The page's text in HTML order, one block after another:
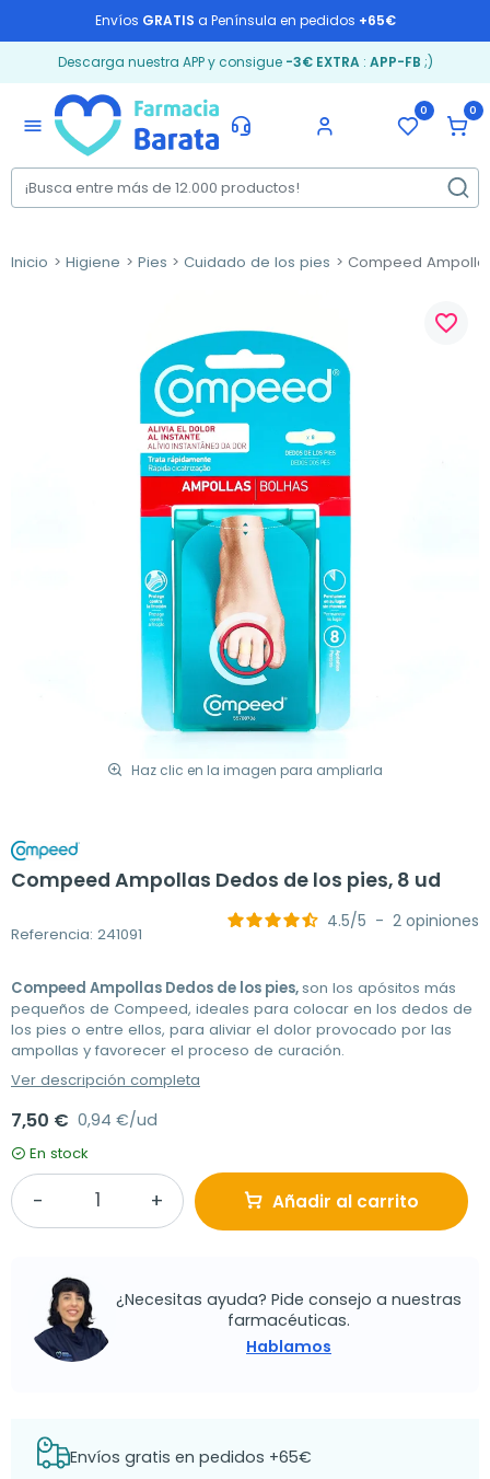
Envíos GRATIS a Península en pedidos +65€
Descarga nuestra APP y consigue -3€ EXTRA: APP-FB ;)
menu
0 0
Inicio Higiene Pies Cuidado de los pies Compeed
Haz clic en la imagen para ampliarla
favorite_border
Compeed Ampollas Dedos de los pies, 8 ud
Referencia: 241091
4.5/5 - 2 opiniones
Compeed Ampollas Dedos de los pies,son los apósitos más
pequeños de Compeed, ideales para colocar en los dedos de
los pies o entre ellos, para aliviar el dolor provocado por las
ampollas y favorecer el proceso de curación.
Ver descripción completa
7,50 € 0,94 €/ud
En stock
Añadir al carrito
¿Necesitas ayuda? Pide consejo a nuestras
farmacéuticas.
Hablamos
Envíos gratis en pedidos +65€